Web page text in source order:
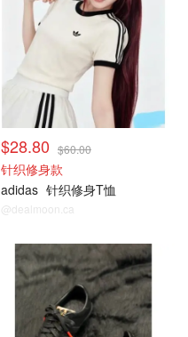
$28.80 $60.00
针织修身款
adidas 针织修身T恤
@dealmoon.ca